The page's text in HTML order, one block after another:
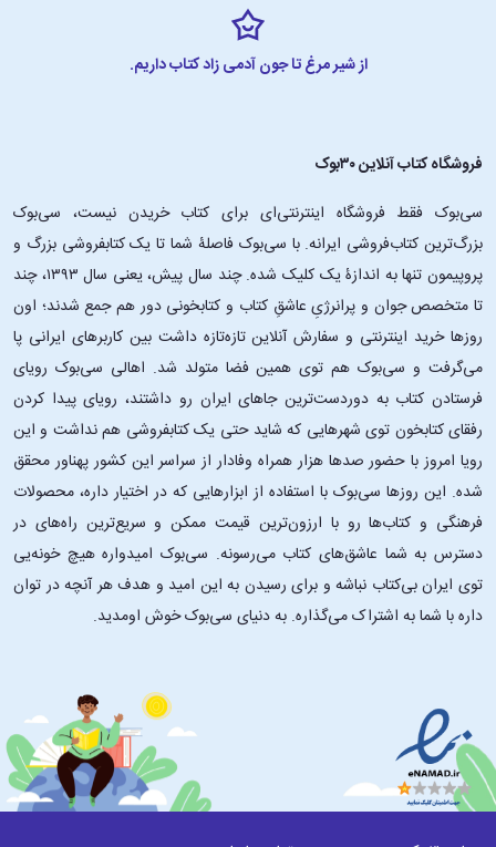
از شیر مرغ تا جون آدمی زاد کتاب داریم.
فروشگاه کتاب آنلاین ۳۰بوک
سی‌بوک فقط فروشگاه اینترنتی‌ای برای کتاب خریدن نیست، سی‌بوک
بزرگ‌ترین کتاب‌فروشی ایرانه. با سی‌بوک فاصلۀ شما تا یک کتابفروشی بزرگ و
پروپیمون تنها به اندازۀ یک کلیک شده. چند سال پیش، یعنی سال ۱۳۹۳، چند
تا متخصص جوان و پرانرژیِ عاشقِ کتاب و کتابخونی دور هم جمع شدند؛ اون‌
روزها خرید اینترنتی و سفارش آنلاین تازه‌تازه داشت بین کاربرهای ایرانی پا
می‌گرفت و سی‌بوک هم توی همین فضا متولد شد. اهالی سی‌بوک رویای
فرستادن کتاب به دوردست‌ترین جاهای ایران رو داشتند، رویای پیدا کردن
رفقای کتابخون توی شهرهایی که شاید حتی یک کتابفروشی هم نداشت و این
رویا امروز با حضور صدها هزار همراه وفادار از سراسر این کشور پهناور محقق
شده. این ‌روزها سی‌بوک با استفاده از ابزارهایی که در اختیار داره، محصولات
فرهنگی و کتاب‌ها رو با ارزون‌ترین قیمت ممکن و سریع‌ترین راه‌های در
دسترس به شما عاشق‌های کتاب می‌رسونه. سی‌بوک امیدواره هیچ خونه‌یی
توی ایران بی‌کتاب نباشه و برای رسیدن به این امید و هدف هر آنچه در توان
داره با شما به اشتراک می‌گذاره. به دنیای سی‌بوک خوش اومدید.